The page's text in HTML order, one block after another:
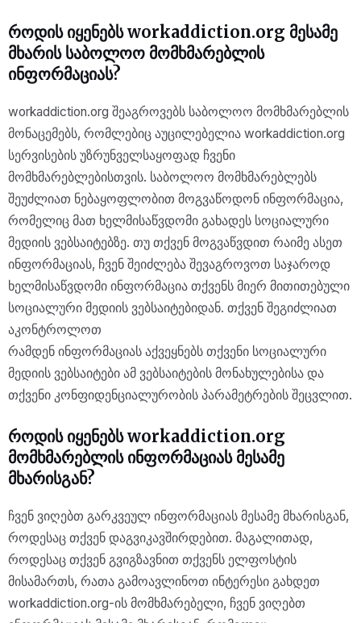
როდის იყენებს workaddiction.org მესამე
მხარის საბოლოო მომხმარებლის
ინფორმაციას?
workaddiction.org შეაგროვებს საბოლოო მომხმარებლის
მონაცემებს, რომლებიც აუცილებელია workaddiction.org
სერვისების უზრუნველსაყოფად ჩვენი
მომხმარებლებისთვის. საბოლოო მომხმარებლებს
შეუძლიათ ნებაყოფლობით მოგვაწოდონ ინფორმაცია,
რომელიც მათ ხელმისაწვდომი გახადეს სოციალური
მედიის ვებსაიტებზე. თუ თქვენ მოგვაწვდით რაიმე ასეთ
ინფორმაციას, ჩვენ შეიძლება შევაგროვოთ საჯაროდ
ხელმისაწვდომი ინფორმაცია თქვენს მიერ მითითებული
სოციალური მედიის ვებსაიტებიდან. თქვენ შეგიძლიათ
აკონტროლოთ
რამდენ ინფორმაციას აქვეყნებს თქვენი სოციალური
მედიის ვებსაიტები ამ ვებსაიტების მონახულებისა და
თქვენი კონფიდენციალურობის პარამეტრების შეცვლით.
როდის იყენებს workaddiction.org
მომხმარებლის ინფორმაციას მესამე
მხარისგან?
ჩვენ ვიღებთ გარკვეულ ინფორმაციას მესამე მხარისგან,
როდესაც თქვენ დაგვიკავშირდებით. მაგალითად,
როდესაც თქვენ გვიგზავნით თქვენს ელფოსტის
მისამართს, რათა გამოავლინოთ ინტერესი გახდეთ
workaddiction.org-ის მომხმარებელი, ჩვენ ვიღებთ